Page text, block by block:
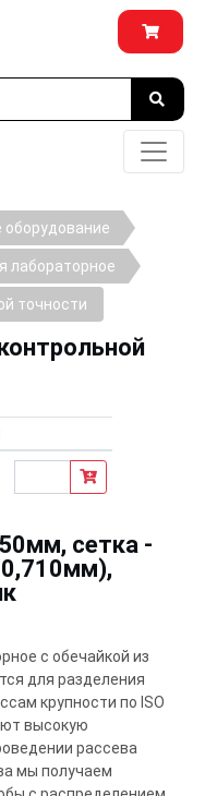
лабораторное
точности
сетка -
с обечайкой из
для разделения
крупности по ISO
высокую
рассева
мы получаем